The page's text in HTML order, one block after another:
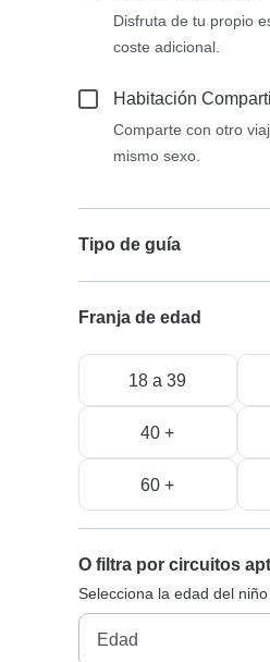
Disfruta de tu propio
coste adicional.
Habitación
Comparte con otro
mismo sexo.
Tipo de guía
Franja de edad
18 a 39
40 +
60 +
O filtra por circuitos
Selecciona la edad del